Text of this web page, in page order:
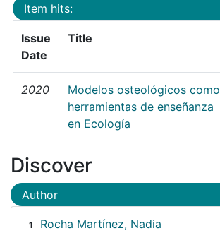
Item hits:
Issue
Date
Title
2020
Modelos osteológicos como
herramientas de enseñanza
en Ecología
Discover
Author
1 Rocha Martínez, Nadia